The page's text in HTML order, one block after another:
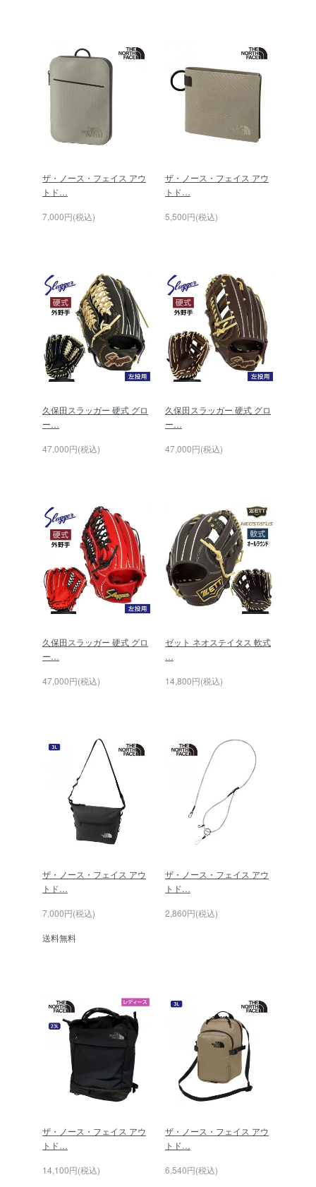
ザ・ノース・フェイス アウ
トド…
7,000円(税込)
ザ・ノース・フェイス アウ
トド…
5,500円(税込)
久保田スラッガー 硬式 グロ
ー…
47,000円(税込)
久保田スラッガー 硬式 グロ
ー…
47,000円(税込)
久保田スラッガー 硬式 グロ
ー…
47,000円(税込)
ゼット ネオステイタス 軟式
…
14,800円(税込)
ザ・ノース・フェイス アウ
トド…
7,000円(税込)
送料無料
ザ・ノース・フェイス アウ
トド…
2,860円(税込)
ザ・ノース・フェイス アウ
トド…
14,100円(税込)
ザ・ノース・フェイス アウ
トド…
6,540円(税込)